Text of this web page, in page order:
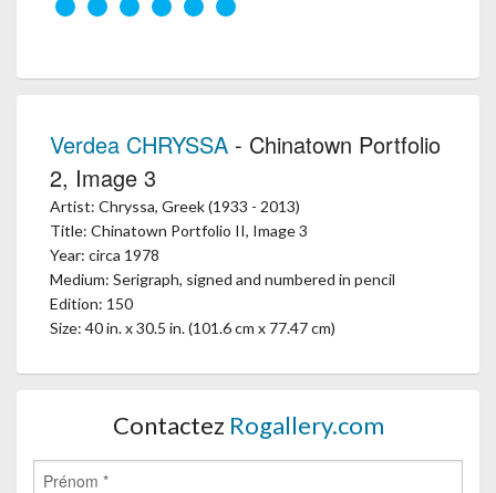
Verdea CHRYSSA - Chinatown Portfolio
2, Image 3
Artist: Chryssa, Greek (1933 - 2013)
Title: Chinatown Portfolio II, Image 3
Year: circa 1978
Medium: Serigraph, signed and numbered in pencil
Edition: 150
Size: 40 in. x 30.5 in. (101.6 cm x 77.47 cm)
Contactez Rogallery.com